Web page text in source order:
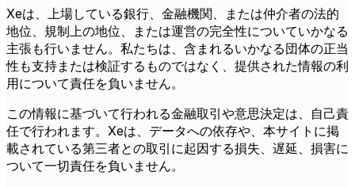
Xeは、上場している銀行、金融機関、または仲介者の法的
地位、規制上の地位、または運営の完全性についていかなる
主張も行いません。私たちは、含まれるいかなる団体の正当
性も支持または検証するものではなく、提供された情報の利
用について責任を負いません。
この情報に基づいて行われる金融取引や意思決定は、自己責
任で行われます。Xeは、データへの依存や、本サイトに掲
載されている第三者との取引に起因する損失、遅延、損害に
ついて一切責任を負いません。